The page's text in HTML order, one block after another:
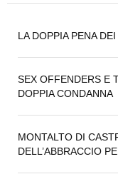
LA DOPPIA PENA
SEX OFFENDERS E
DOPPIA CONDANNA
MONTALTO DI
DELL’ABBRACCIO